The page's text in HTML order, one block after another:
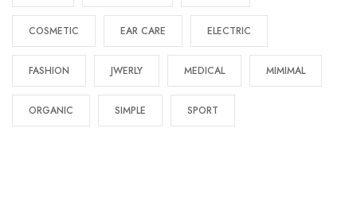
COSMETIC EAR CARE ELECTRIC
FASHION JWERLY MEDICAL MIMIMAL
ORGANIC SIMPLE SPORT